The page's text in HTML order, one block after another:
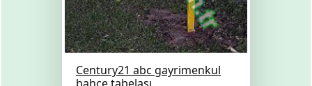
Century21 abc gayrimenkul